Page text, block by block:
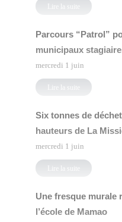
Lire la suite
Parcours “Patrol”
municipaux
mercredi 1 juin
Lire la suite
Six tonnes de
hauteurs de La
mercredi 1 juin
Lire la suite
Une fresque murale
l’école de Mamao